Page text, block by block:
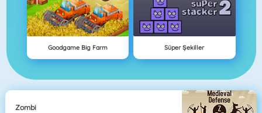
Goodgame Big Farm Süper Şekiller
Zombi